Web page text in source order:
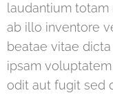
laudantium
ab illo inventore
beatae vitae
ipsam
odit aut fugit sed